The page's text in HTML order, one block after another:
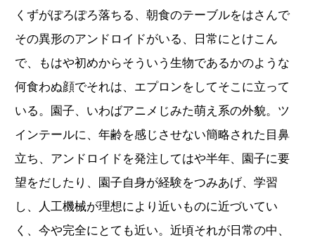
くずがぽろぽろ落ちる、朝食のテーブルをはさんで
その異形のアンドロイドがいる、日常にとけこん
で、もはや初めからそういう生物であるかのような
何食わぬ顔でそれは、エプロンをしてそこに立って
いる。園子、いわばアニメじみた萌え系の外貌。ツ
インテールに、年齢を感じさせない簡略された目鼻
立ち、アンドロイドを発注してはや半年、園子に要
望をだしたり、園子自身が経験をつみあげ、学習
し、人工機械が理想により近いものに近づいてい
く、今や完全にとても近い。近頃それが日常の中、